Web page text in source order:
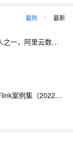
最热 最新
【大咖问答】对话PostgreSQL 中国社区发起人之一，阿里云数据库高级专家 德哥
【藏经阁一起读（27）】本周推荐《Apache Flink案例集（2022版）》，你有哪些心得？